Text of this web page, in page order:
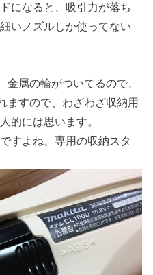
になると、吸引力が落ち
いノズルしか使ってない
属の輪がついてるので、
ますので、わざわざ収納用
的には思います。
すよね、専用の収納スタ